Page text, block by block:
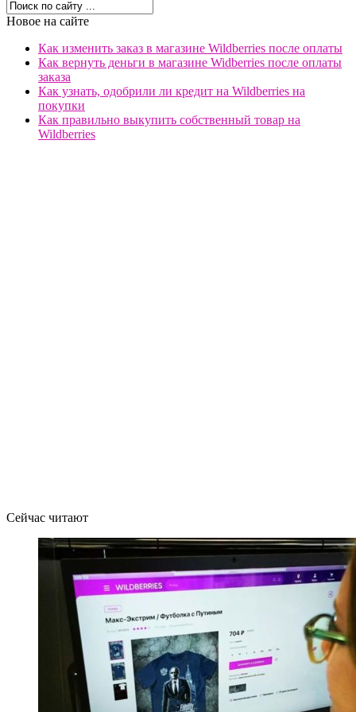
Новое на сайте
Как изменить заказ в магазине Wildberries после оплаты
Как вернуть деньги в магазине Widberries после оплаты
заказа
Как узнать, одобрили ли кредит на Wildberries на
покупки
Как правильно выкупить собственный товар на
Wildberries
Сейчас читают